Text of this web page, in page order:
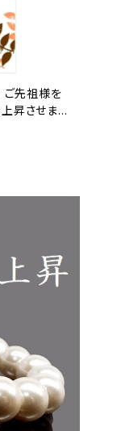
ご先祖様を
昇させま